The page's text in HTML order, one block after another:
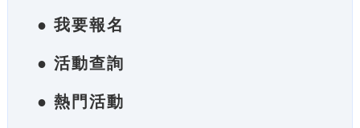
● 我要報名
● 活動查詢
● 熱門活動